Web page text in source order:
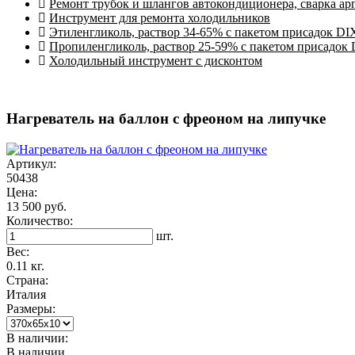
Ремонт трубок и шлангов автокондиционера, сварка
Инструмент для ремонта холодильников
Этиленгликоль, раствор 34-65% с пакетом присадок
Пропиленгликоль, раствор 25-59% с пакетом присадок
Холодильный инструмент с дисконтом
Нагреватель на баллон с фреоном на липучке
Артикул:
50438
Цена:
13 500 руб.
Количество:
шт.
Вес:
0.11 кг.
Страна:
Италия
Размеры:
В наличии:
В наличии